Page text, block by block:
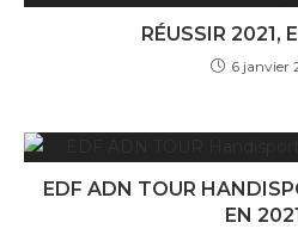
RÉUSSIR 2021,
6 janvier
EDF ADN TOUR
EN